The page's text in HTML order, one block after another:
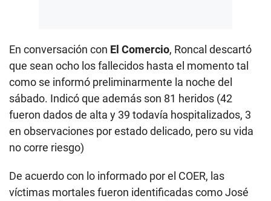
En conversación con El Comercio, Roncal descartó
que sean ocho los fallecidos hasta el momento tal
como se informó preliminarmente la noche del
sábado. Indicó que además son 81 heridos (42
fueron dados de alta y 39 todavía hospitalizados, 3
en observaciones por estado delicado, pero su vida
no corre riesgo)
De acuerdo con lo informado por el COER, las
víctimas mortales fueron identificadas como José